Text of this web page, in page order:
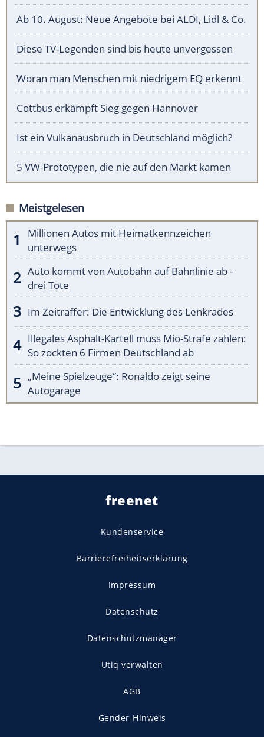
Ab 10. August: Neue Angebote bei ALDI, Lidl & Co.
Diese TV-Legenden sind bis heute unvergessen
Woran man Menschen mit niedrigem EQ erkennt
Cottbus erkämpft Sieg gegen Hannover
Ist ein Vulkanausbruch in Deutschland möglich?
5 VW-Prototypen, die nie auf den Markt kamen
Meistgelesen
Millionen Autos mit Heimatkennzeichen
unterwegs
Auto kommt von Autobahn auf Bahnlinie ab -
drei Tote
Im Zeitraffer: Die Entwicklung des Lenkrades
Illegales Asphalt-Kartell muss Mio-Strafe zahlen:
So zockten 6 Firmen Deutschland ab
„Meine Spielzeuge“: Ronaldo zeigt seine
Autogarage
freenet
Kundenservice
Barrierefreiheitserklärung
Impressum
Datenschutz
Datenschutzmanager
Utiq verwalten
AGB
Gender-Hinweis